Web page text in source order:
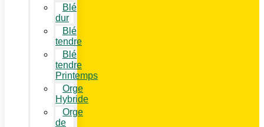
Blé
dur
Blé
tendre
Blé
tendre
Printemps
Orge
Hybride
Orge
de